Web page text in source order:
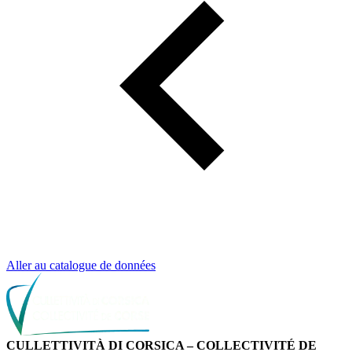
Aller au catalogue de données
CULLETTIVITÀ DI CORSICA – COLLECTIVITÉ DE